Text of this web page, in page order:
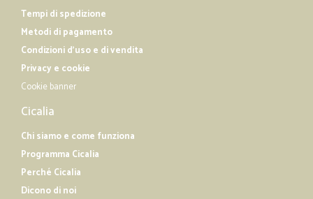
Tempi di spedizione
Metodi di pagamento
Condizioni d'uso e di vendita
Privacy e cookie
Cookie banner
Cicalia
Chi siamo e come funziona
Programma Cicalia
Perché Cicalia
Dicono di noi